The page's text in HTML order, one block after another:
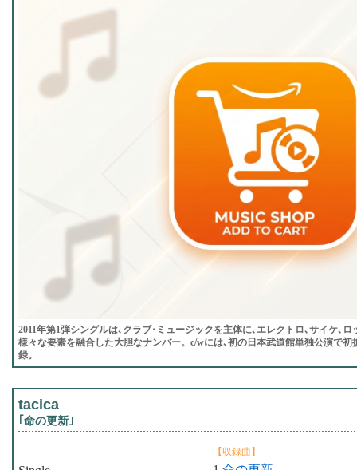
2011年第1弾シングルは､クラブ･ミュージックを主体に､エレクトロ､サイケ､
様々な要素を融合した大胆なナンバー。c/wには､初の日本武道館単独公演で初
録。
tacica
｢命の更新｣
【収録曲】